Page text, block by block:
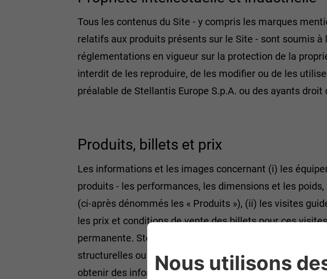
Tous les contenus du Site - y compris les marques
relatifs aux produits présents sur le Site - sont soumis
réglementations en vigueur sur la protection de la
interdit de les reproduire, de les modifier ou de les
préalable de Stellantis Europe S.p.A. ou des ayants droit
Produits, billets et prix
Les informations et les images concernant (i) les
produits - les performances, les dimensions et les
(ci-après dénommés les « Produits »), (ii) les visites
les prix et conditions de vente des billets pour ces
permanente. Stellantis Europe S.p.A. pourra, à tout
structurelles ou formelles aux Produits et/ou aux
obtenir des informations actualisées et ponctuelles (i)